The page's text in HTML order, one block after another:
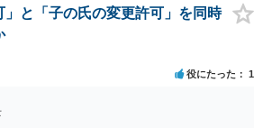
の要素が必要と言われております。一つは届
方の婚姻意思です。 婚姻意思は、夫婦として
活していく意思というとイメージしやすいか
続目的での婚姻をみてみます。これは夫婦と
りは、一方が死亡した際に生じる相続のた
得ることが主な目的となります。 したがっ
れたとしても、双方は夫婦生活を営む意思が
」と「子の氏の変更許可」を同時
役にたった 1